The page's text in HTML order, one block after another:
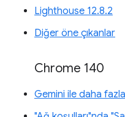
Lighthouse 12.8.2
Diğer öne çıkanlar
Chrome 140
Gemini ile daha